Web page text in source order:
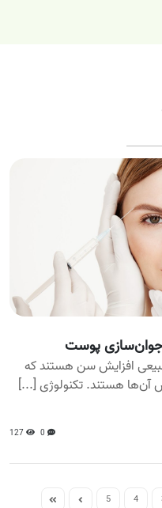
جوان‌سازی پوست
افزایش سن هستند که
آن‌ها هستند. تکنولوژی [...]
0
127
4
5